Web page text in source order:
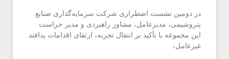
در دومین نشست اضطراری شرکت سرمایه‌گذاری صنایع
پتروشیمی، مدیرعامل، مشاور راهبردی و مدیر حراست
این مجموعه با تأکید بر انتقال تجربه، ارتقای اقدامات پدافند
غیرعامل،